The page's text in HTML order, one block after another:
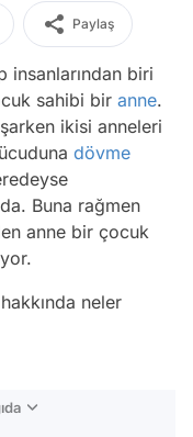
Paylaş
insanlarından biri
sahibi bir anne.
ikisi anneleri
dövme
Buna rağmen
anne bir çocuk
neler